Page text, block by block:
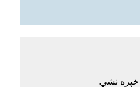
خپره نشي.